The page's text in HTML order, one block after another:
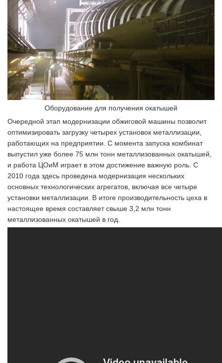
Оборудование для получения окатышей
Очередной этап модернизации обжиговой машины позволит
оптимизировать загрузку четырех установок металлизации,
работающих на предприятии. С момента запуска комбинат
выпустил уже более 75 млн тонн металлизованных окатышей,
и работа ЦОиМ играет в этом достижение важную роль. С
2010 года здесь проведена модернизация нескольких
основных технологических агрегатов, включая все четыре
установки металлизации. В итоге производительность цеха в
настоящее время составляет свыше 3,2 млн тонн
металлизованных окатышей в год.